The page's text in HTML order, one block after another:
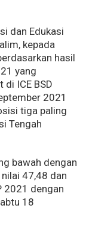
dan Edukasi
kepada
hasil
yang
ICE BSD
2021
tiga paling
Tengah
bawah dengan
47,48 dan
2021 dengan
18